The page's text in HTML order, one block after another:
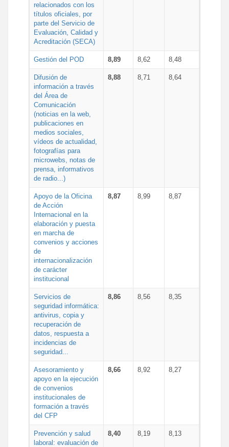
relacionados con los
títulos oficiales, por
parte del Servicio de
Evaluación, Calidad y
Acreditación (SECA)
Gestión del POD 8,89 8,62 8,48
Difusión de
información a través
del Área de
Comunicación
(noticias en la web,
publicaciones en
medios sociales,
vídeos de actualidad,
fotografías para
microwebs, notas de
prensa, informativos
de radio...)
8,88 8,71 8,64
Apoyo de la Oficina
de Acción
Internacional en la
elaboración y puesta
en marcha de
convenios y acciones
de
internacionalización
de carácter
institucional
8,87 8,99 8,87
Servicios de
seguridad informática:
antivirus, copia y
recuperación de
datos, respuesta a
incidencias de
seguridad...
8,86 8,56 8,35
Asesoramiento y
apoyo en la ejecución
de convenios
institucionales de
formación a través
del CFP
8,66 8,92 8,27
Prevención y salud
laboral: evaluación de
8,40 8,19 8,13